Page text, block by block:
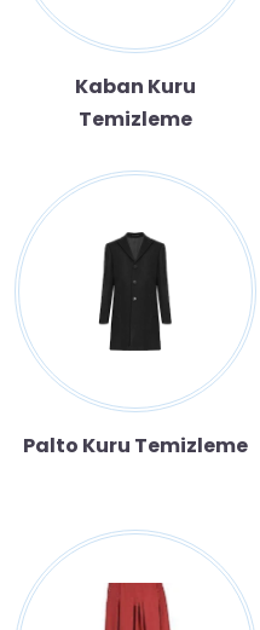
Kaban Kuru
Temizleme
Palto Kuru Temizleme